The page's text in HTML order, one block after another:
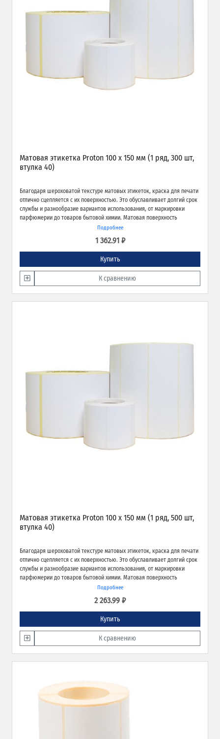
Матовая этикетка Proton 100 х 150 мм (1 ряд, 300 шт,
втулка 40)
Благодаря шероховатой текстуре матовых этикеток, краска для печати
отлично сцепляется с их поверхностью. Это обуславливает долгий срок
службы и разнообразие вариантов использования, от маркировки
парфюмерии до товаров бытовой химии. Матовая поверхность
обеспечивает превосходное качество печати и широкие возможности
Подробнее
1 362.91 ₽
Купить
К сравнению
Матовая этикетка Proton 100 х 150 мм (1 ряд, 500 шт,
втулка 40)
Благодаря шероховатой текстуре матовых этикеток, краска для печати
отлично сцепляется с их поверхностью. Это обуславливает долгий срок
службы и разнообразие вариантов использования, от маркировки
парфюмерии до товаров бытовой химии. Матовая поверхность
обеспечивает превосходное качество печати и широкие возможности
Подробнее
2 263.99 ₽
Купить
К сравнению